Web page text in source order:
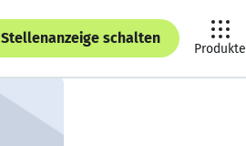
Stellenanzeige schalten
Produkte